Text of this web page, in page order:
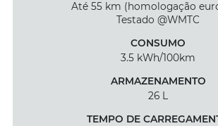
Até 55 km (homologação
Testado @WMTC
CONSUMO
3.5 kWh/100km
ARMAZENAMENTO
26 L
TEMPO DE